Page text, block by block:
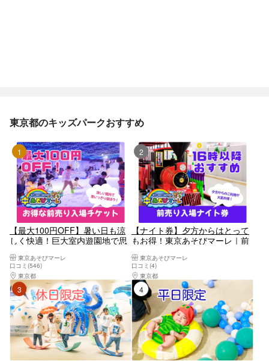
東京都のキッズパークおすすめ
1位
【最大100円OFF】暑い日も涼
しく快適！巨大室内遊園地で思
ーレ｜前売り入場チケット
東京あそびマーレ
口コミ(546)
東京都
2位
【ナイト券】夕方からはとって
もお得！東京あそびマーレ｜前
東京あそびマーレ
口コミ(4)
東京都
3位 4位